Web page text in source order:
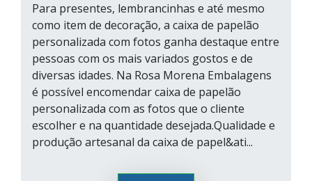
Para presentes, lembrancinhas e até mesmo
como item de decoração, a caixa de papelão
personalizada com fotos ganha destaque entre
pessoas com os mais variados gostos e de
diversas idades. Na Rosa Morena Embalagens
é possível encomendar caixa de papelão
personalizada com as fotos que o cliente
escolher e na quantidade desejada.Qualidade e
produção artesanal da caixa de papel&ati...